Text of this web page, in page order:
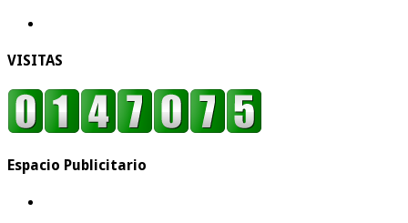
VISITAS
Espacio Publicitario